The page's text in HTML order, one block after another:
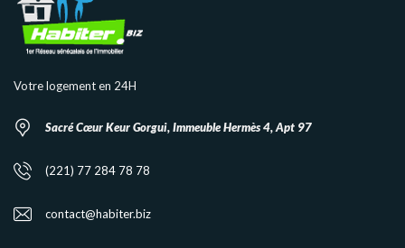
Votre logement en 24H
Sacré Cœur Keur Gorgui, Immeuble Hermès 4, Apt 97
(221) 77 284 78 78
contact@habiter.biz